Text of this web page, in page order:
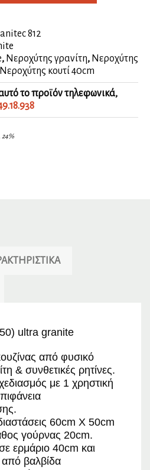
812
, Νεροχύτης γρανίτη, Νεροχύτης
Νεροχύτης κουτί 40cm
το προϊόν τηλεφωνικά,
24%
ultra granite
από φυσικό
& συνθετικές ρητίνες.
με 1 χρηστική
60cm Χ 50cm
γούρνας 20cm.
σε ερμάριο 40cm και
από βαλβίδα